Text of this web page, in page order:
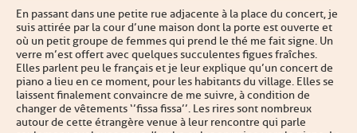
En passant dans une petite rue adjacente à la place du concert, je
suis attirée par la cour d’une maison dont la porte est ouverte et
où un petit groupe de femmes qui prend le thé me fait signe. Un
verre m’est offert avec quelques succulentes figues fraîches.
Elles parlent peu le français et je leur explique qu’un concert de
piano a lieu en ce moment, pour les habitants du village. Elles se
laissent finalement convaincre de me suivre, à condition de
changer de vêtements ‘’fissa fissa’’. Les rires sont nombreux
autour de cette étrangère venue à leur rencontre qui parle